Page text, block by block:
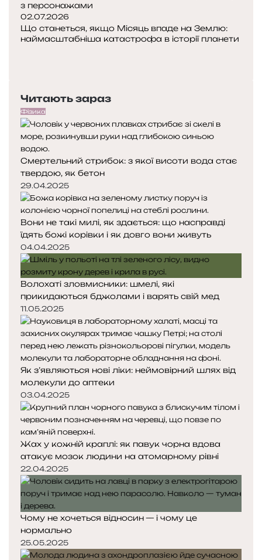
и
р
о
н
е
б
ч
н
о
г
о
х
и
ж
а
к
а
0
р
о
з персонажами
02.07.2026
Що станеться, якщо Місяць впаде на Землю:
наймасштабніша катастрофа в історії планети
р
е
д
н
я
с
т
о
р
і
н
к
а
т
у
п
н
а
с
т
о
р
і
н
к
а
Читають зараз
Фізика
Смертельний стрибок: з якої висоти вода стає
твердою, як бетон
29.04.2025
Вони не такі милі, як здається: що насправді
їдять божі корівки і як довго вони живуть
04.04.2025
Волохаті зловмисники: шмелі, які
прикидаються бджолами і варять свій мед
11.05.2025
Як з’являються нові ліки: неймовірний шлях від
молекули до аптеки
03.04.2025
Жах у кожній краплі: як павук чорна вдова
атакує мозок людини на атомарному рівні
22.04.2025
Чому не хочеться відносин — і чому це
нормально
25.05.2025